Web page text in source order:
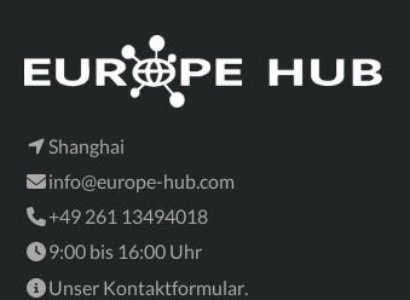
Shanghai
info@europe-hub.com
+49 261 13494018
9:00 bis 16:00 Uhr
Unser Kontaktformular.